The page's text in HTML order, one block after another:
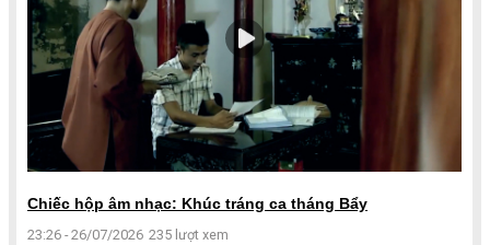
Chiếc hộp âm nhạc: Khúc tráng ca tháng Bẩy
23:26 - 26/07/2026 235 lượt xem